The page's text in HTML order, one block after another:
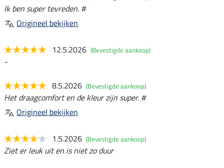
Ik ben super tevreden. #
Origineel bekijken
12.5.2026 (Bevestigde aankoop)
-
8.5.2026 (Bevestigde aankoop)
Het draagcomfort en de kleur zijn super. #
Origineel bekijken
1.5.2026 (Bevestigde aankoop)
Ziet er leuk uit en is niet zo duur